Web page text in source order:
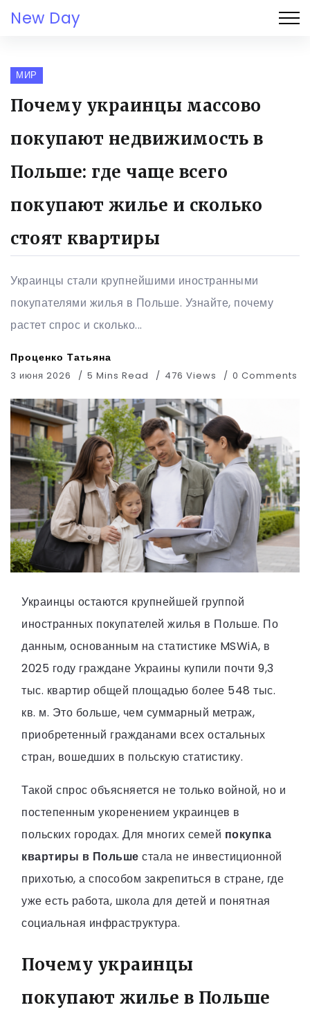
New Day
МИР
Почему украинцы массово
покупают недвижимость в
Польше: где чаще всего
покупают жилье и сколько
стоят квартиры
Украинцы стали крупнейшими иностранными
покупателями жилья в Польше. Узнайте, почему
растет спрос и сколько...
Проценко Татьяна
3 июня 2026 5 Mins Read 476 Views 0 Comments
Украинцы остаются крупнейшей группой
иностранных покупателей жилья в Польше. По
данным, основанным на статистике MSWiA, в
2025 году граждане Украины купили почти 9,3
тыс. квартир общей площадью более 548 тыс.
кв. м. Это больше, чем суммарный метраж,
приобретенный гражданами всех остальных
стран, вошедших в польскую статистику.
Такой спрос объясняется не только войной, но и
постепенным укоренением украинцев в
польских городах. Для многих семей покупка
квартиры в Польше стала не инвестиционной
прихотью, а способом закрепиться в стране, где
уже есть работа, школа для детей и понятная
социальная инфраструктура.
Почему украинцы
покупают жилье в Польше